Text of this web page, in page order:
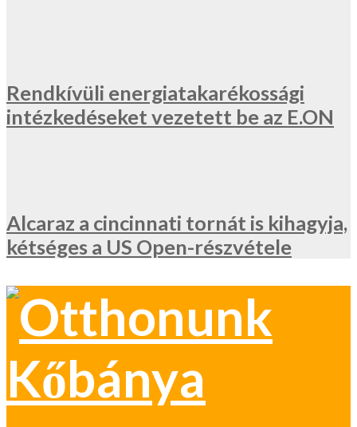
Rendkívüli energiatakarékossági
intézkedéseket vezetett be az E.ON
Alcaraz a cincinnati tornát is kihagyja,
kétséges a US Open-részvétele